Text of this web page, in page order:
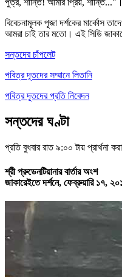
পুত্র, শান্তি! আমার প্রিয়, শান্তি..."।
বিবেচনামূলক পূজাদর্শকের মার্কোস
আমরা চাই তার মতো। এই সিডি
সন্তদের চাঁপলেট
পবিত্র দূতদের সম্মানে লিতানি
পবিত্র দূতদের প্রতি নিবেদন
সন্তদের ঘণ্টা
প্রতি বুধবার রাত ৯:০০ টায় প্রার্থনা
শ্রী প্রুডেনটিয়ানার বার্তার অংশ
জাকারেইতে দর্শনে, ফেব্রুয়ারি ১৭,